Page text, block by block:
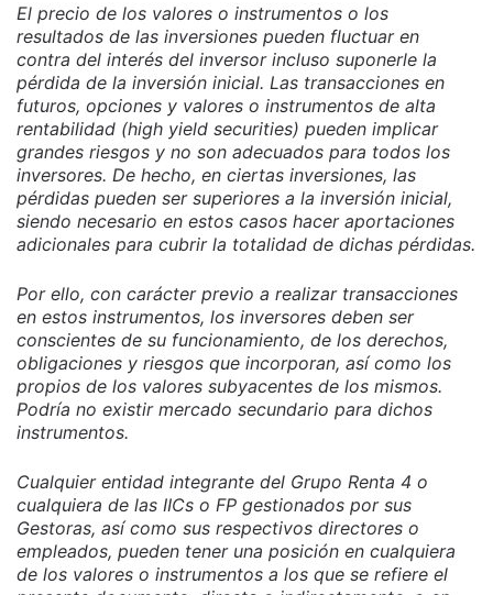
El precio de los valores o instrumentos o los
resultados de las inversiones pueden fluctuar en
contra del interés del inversor incluso suponerle la
pérdida de la inversión inicial. Las transacciones en
futuros, opciones y valores o instrumentos de alta
rentabilidad (high yield securities) pueden implicar
grandes riesgos y no son adecuados para todos los
inversores. De hecho, en ciertas inversiones, las
pérdidas pueden ser superiores a la inversión inicial,
siendo necesario en estos casos hacer aportaciones
adicionales para cubrir la totalidad de dichas pérdidas.
Por ello, con carácter previo a realizar transacciones
en estos instrumentos, los inversores deben ser
conscientes de su funcionamiento, de los derechos,
obligaciones y riesgos que incorporan, así como los
propios de los valores subyacentes de los mismos.
Podría no existir mercado secundario para dichos
instrumentos.
Cualquier entidad integrante del Grupo Renta 4 o
cualquiera de las IICs o FP gestionados por sus
Gestoras, así como sus respectivos directores o
empleados, pueden tener una posición en cualquiera
de los valores o instrumentos a los que se refiere el